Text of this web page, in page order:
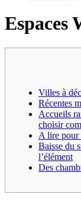
Espaces
Villes à
Récentes
Accueils
choisir
A lire pour
Baisse du
l’élément
Des